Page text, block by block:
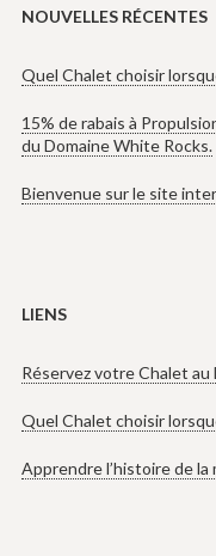
NOUVELLES RÉCENTES
Quel Chalet choisir
15% de rabais à
du Domaine White Rocks.
Bienvenue sur le site
LIENS
Réservez votre Chalet
Quel Chalet choisir
Apprendre l’histoire de la